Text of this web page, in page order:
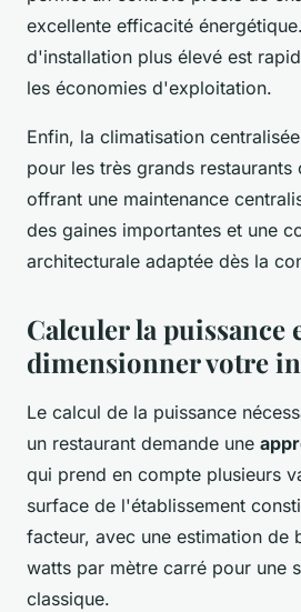
excellente efficacité
d'installation plus élevé est
les économies d'exploitation.
Enfin, la climatisation
pour les très grands restaurants
offrant une maintenance
des gaines importantes et une
architecturale adaptée dès la
Calculer la puissance
dimensionner votre
Le calcul de la puissance
un restaurant demande une
qui prend en compte plusieurs
surface de l'établissement
facteur, avec une estimation de
watts par mètre carré pour une
classique.